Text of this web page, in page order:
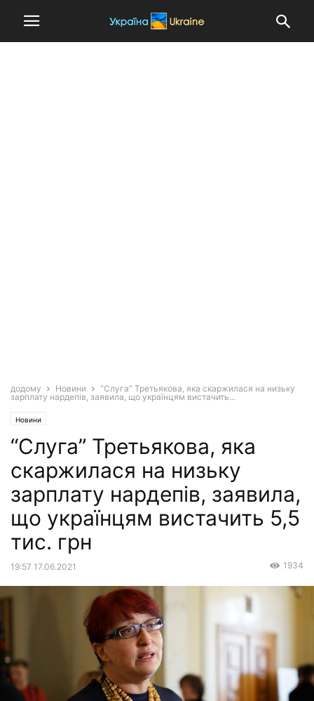
додому Новини
“Слуга” Третьякова, яка скаржилася на низьку
зарплату нардепів, заявила, що українцям вистачить...
Новини
“Слуга” Третьякова, яка
скаржилася на низьку
зарплату нардепів, заявила,
що українцям вистачить 5,5
тис. грн
19:57 17.06.2021 1934